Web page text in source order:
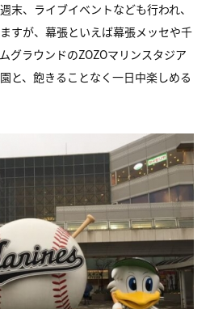
末、ライブイベントなども行われ、
すが、幕張といえば幕張メッセや千
グラウンドのZOZOマリンスタジア
と、飽きることなく一日中楽しめる